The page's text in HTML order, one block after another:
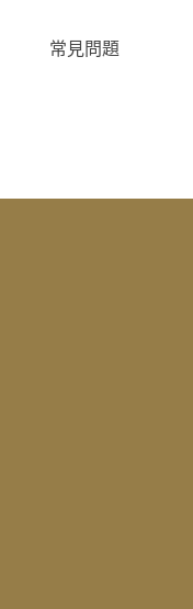
常見問題